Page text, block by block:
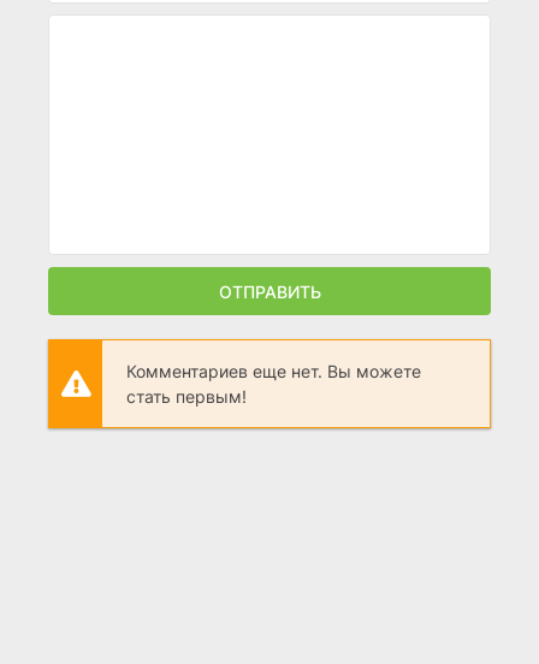
ОТПРАВИТЬ
Комментариев еще нет. Вы можете
стать первым!